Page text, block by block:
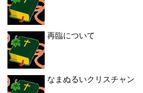
再臨について
なまぬるいクリスチャン